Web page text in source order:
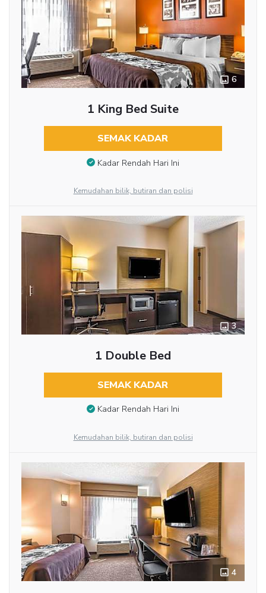
6
1 King Bed Suite
SEMAK KADAR
Kadar Rendah Hari Ini
Kemudahan bilik, butiran dan polisi
3
1 Double Bed
SEMAK KADAR
Kadar Rendah Hari Ini
Kemudahan bilik, butiran dan polisi
4